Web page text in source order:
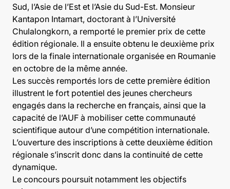
Sud, l’Asie de l’Est et l’Asie du Sud-Est. Monsieur
Kantapon Intamart, doctorant à l’Université
Chulalongkorn, a remporté le premier prix de cette
édition régionale. Il a ensuite obtenu le deuxième prix
lors de la finale internationale organisée en Roumanie
en octobre de la même année.
Les succès remportés lors de cette première édition
illustrent le fort potentiel des jeunes chercheurs
engagés dans la recherche en français, ainsi que la
capacité de l’AUF à mobiliser cette communauté
scientifique autour d’une compétition internationale.
L’ouverture des inscriptions à cette deuxième édition
régionale s’inscrit donc dans la continuité de cette
dynamique.
Le concours poursuit notamment les objectifs